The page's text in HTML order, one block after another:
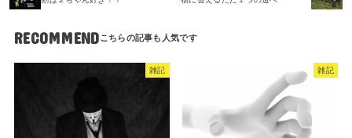
RECOMMEND
雑記 雑記